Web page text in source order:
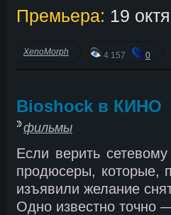
Премьера: 19
XenoMorph 4 157 0
Bioshock в КИНО
фильмы
Если верить
продюсеры, которые,
изъявили желание
Одно известно точно